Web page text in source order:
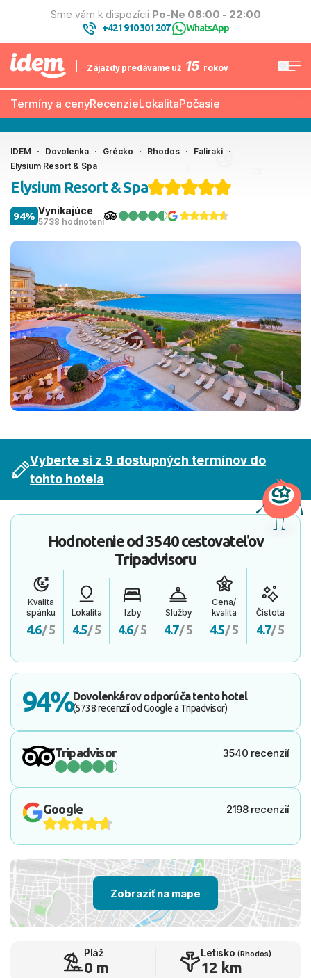
Sme vám k dispozícii Po-Ne 08:00 - 22:00
+421 910 301 207| WhatsApp
Zájazdy predávame už 15 rokov
Termíny a cenyRecenzieLokalitaPočasie
IDEM Dovolenka Grécko Rhodos
Faliraki
Elysium Resort & Spa
Elysium Resort & Spa
Vynikajúce
5738 hodnotení
94%
Vyberte si z 9 dostupných termínov do
tohto hotela
Hodnotenie od3540 cestovateľov
Tripadvisoru
Kvalita
spánku
4.6/ 5
Lokalita
4.5/ 5
Izby
4.6/ 5
Služby
4.7/ 5
Cena/
kvalita
4.5/ 5
Čistota
4.7/ 5
94%Dovolenkárov odporúča tento hotel
(5738 recenzií od Google a Tripadvisor)
Tripadvisor 3540 recenzií
Google 2198 recenzií
Zobraziť na mape
Pláž
0 m
Letisko (Rhodos)
12 km